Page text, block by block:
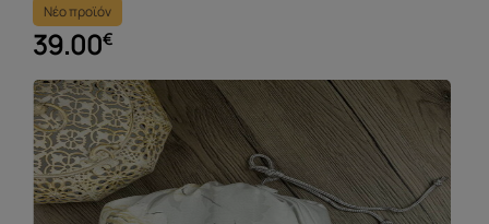
Νέο προϊόν
39.00€